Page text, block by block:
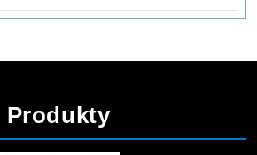
Produkty